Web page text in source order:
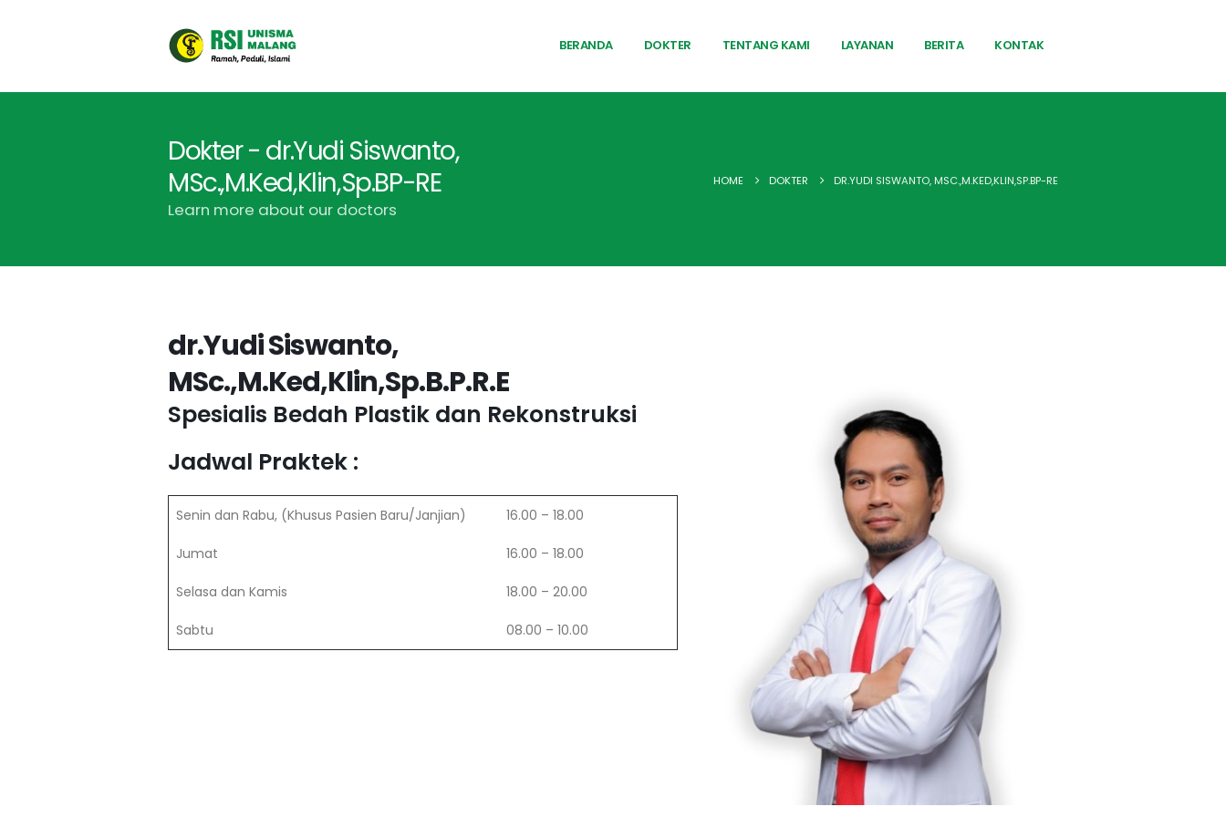
BERANDA DOKTER TENTANG KAMI LAYANAN BERITA KONTAK
Dokter - dr.Yudi Siswanto,
MSc.,M.Ked,Klin,Sp.BP-RE
Learn more about our doctors
HOME DOKTER DR.YUDI SISWANTO, MSC.,M.KED,KLIN,SP.BP-RE
dr.Yudi Siswanto,
MSc.,M.Ked,Klin,Sp.B.P.R.E
Spesialis Bedah Plastik dan Rekonstruksi
Jadwal Praktek :
Senin dan Rabu, (Khusus Pasien Baru/Janjian) 16.00 – 18.00
Jumat 16.00 – 18.00
Selasa dan Kamis 18.00 – 20.00
Sabtu 08.00 – 10.00